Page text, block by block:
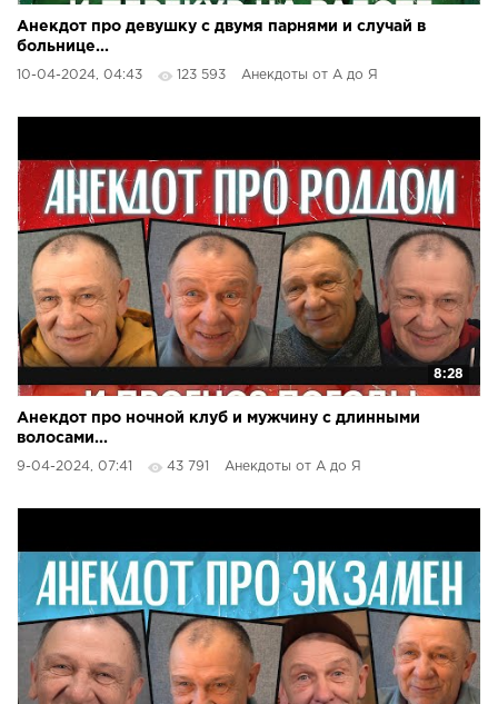
Анекдот про девушку с двумя парнями и случай в
больнице...
10-04-2024, 04:43 123 593 Анекдоты от А до Я
8:28
Анекдот про ночной клуб и мужчину с длинными
волосами...
9-04-2024, 07:41 43 791 Анекдоты от А до Я